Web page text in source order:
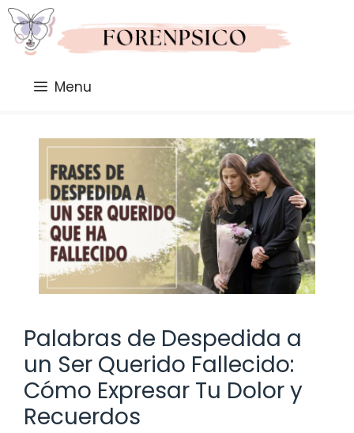
Saltar
al
contenido
Menu
Palabras de Despedida a
un Ser Querido Fallecido:
Cómo Expresar Tu Dolor y
Recuerdos